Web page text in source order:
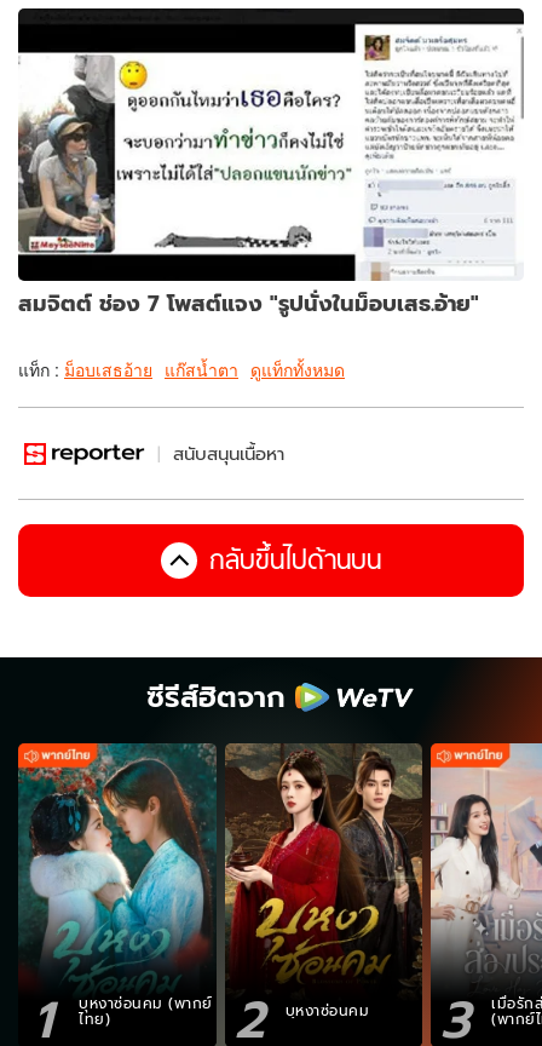
สมจิตต์ ช่อง 7 โพสต์แจง "รูปนั่งในม็อบเสธ.อ้าย"
แท็ก : ม็อบเสธอ้าย แก๊สน้ำตา ดูแท็กทั้งหมด
สนับสนุนเนื้อหา
กลับขึ้นไปด้านบน
ซีรีส์ฮิตจาก
1 บุหงาซ่อนคม (พากย์
ไทย) 2 บุหงาซ่อนคม 3 เมื่อรัก
(พากย์